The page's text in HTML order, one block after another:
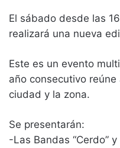
El sábado desde las
realizará una nueva
Este es un evento
año consecutivo
ciudad y la zona.
Se presentarán:
-Las Bandas “Cerdo”